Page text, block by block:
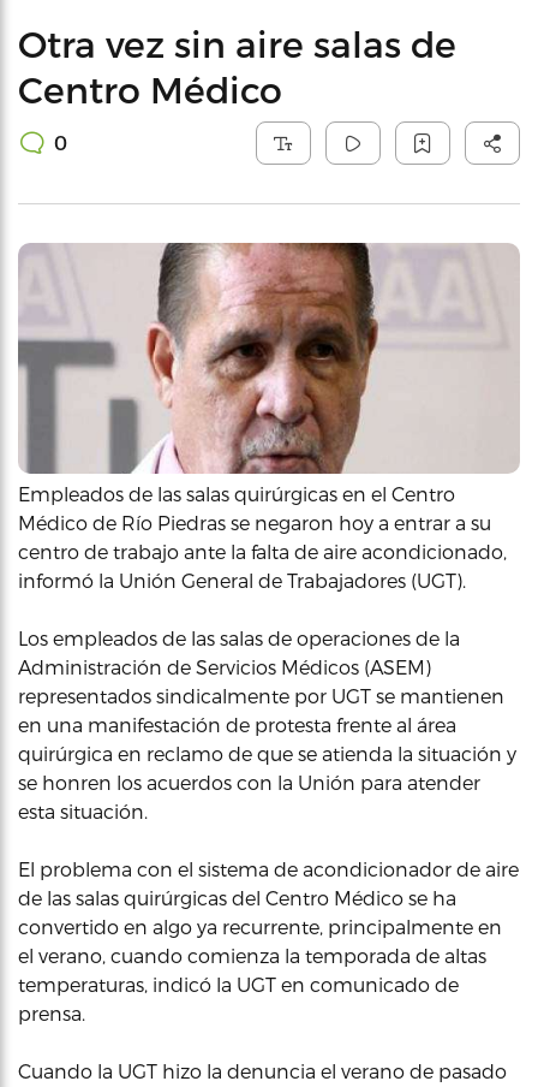
Otra vez sin aire salas de
Centro Médico
0
Empleados de las salas quirúrgicas en el Centro
Médico de Río Piedras se negaron hoy a entrar a su
centro de trabajo ante la falta de aire acondicionado,
informó la Unión General de Trabajadores (UGT).
Los empleados de las salas de operaciones de la
Administración de Servicios Médicos (ASEM)
representados sindicalmente por UGT se mantienen
en una manifestación de protesta frente al área
quirúrgica en reclamo de que se atienda la situación y
se honren los acuerdos con la Unión para atender
esta situación.
El problema con el sistema de acondicionador de aire
de las salas quirúrgicas del Centro Médico se ha
convertido en algo ya recurrente, principalmente en
el verano, cuando comienza la temporada de altas
temperaturas, indicó la UGT en comunicado de
prensa.
Cuando la UGT hizo la denuncia el verano de pasado